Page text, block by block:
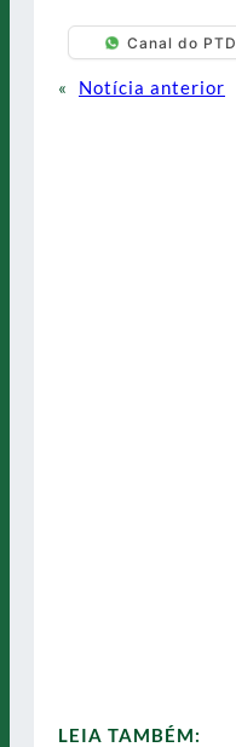
Canal do PTD
«
Notícia anterior
LEIA TAMBÉM: